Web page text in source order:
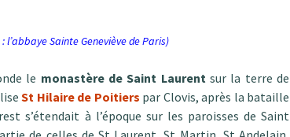
l’abbaye Sainte Geneviève de Paris)
le monastère de Saint Laurentsur la terre de
St Hilaire de Poitiers par Clovis, après la bataille
s’étendait à l’époque sur les paroisses de Saint